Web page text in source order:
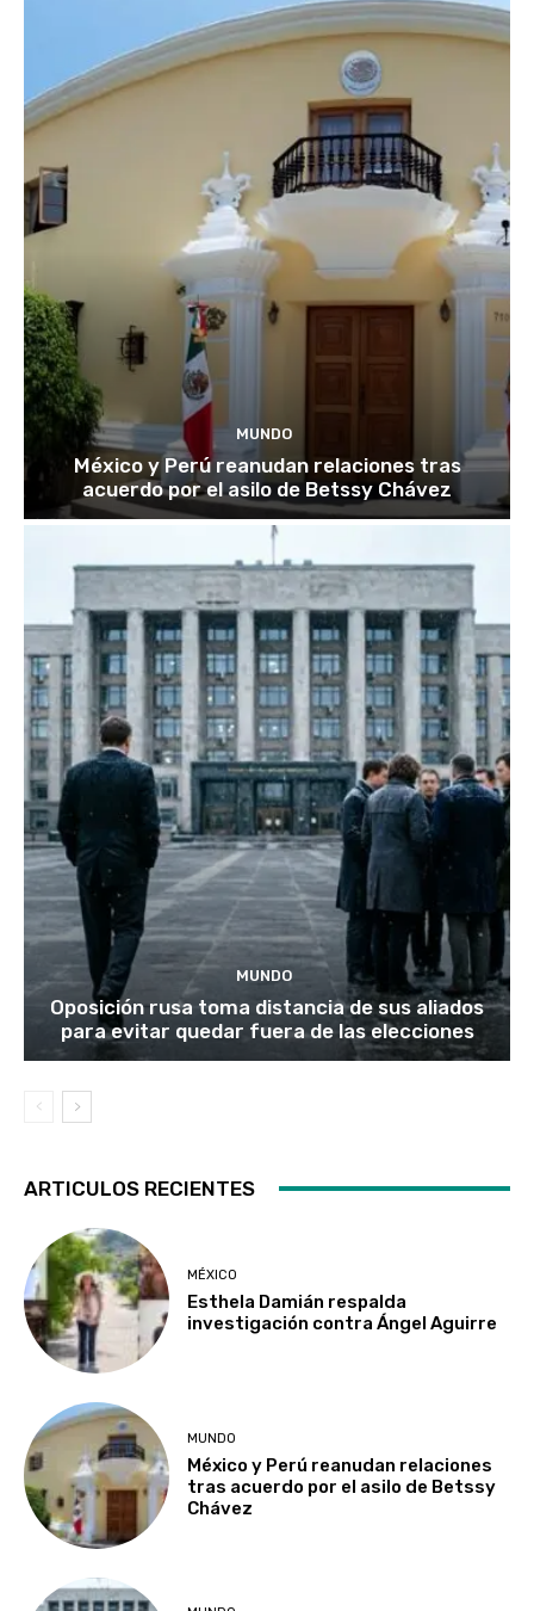
MUNDO
México y Perú reanudan relaciones tras
acuerdo por el asilo de Betssy Chávez
MUNDO
Oposición rusa toma distancia de sus aliados
para evitar quedar fuera de las elecciones
ARTICULOS RECIENTES
MÉXICO
Esthela Damián respalda
investigación contra Ángel Aguirre
MUNDO
México y Perú reanudan relaciones
tras acuerdo por el asilo de Betssy
Chávez